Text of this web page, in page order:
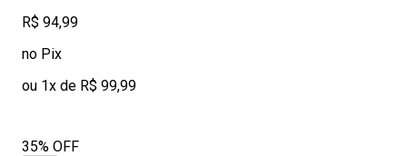
R$ 94,99
no Pix
ou 1x de R$ 99,99
35% OFF